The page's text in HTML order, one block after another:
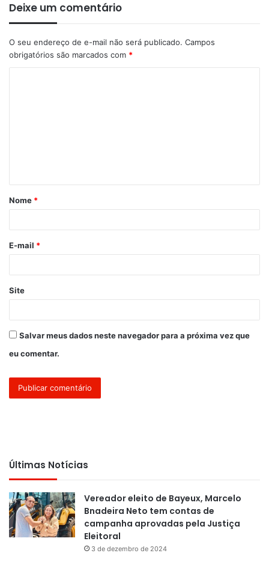
Deixe um comentário
O seu endereço de e-mail não será publicado. Campos
obrigatórios são marcados com *
á
r
*
Nome *
E-mail *
Site
Salvar meus dados neste navegador para a próxima vez que
eu comentar.
Últimas Notícias
Vereador eleito de Bayeux, Marcelo
Bnadeira Neto tem contas de
campanha aprovadas pela Justiça
Eleitoral
3 de dezembro de 2024